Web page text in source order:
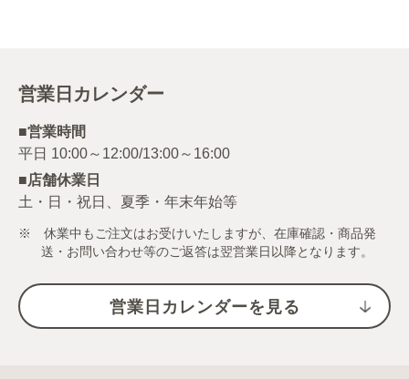
営業日カレンダー
■営業時間
■店舗休業日
土・日・祝日、夏季・年末年始等
※ 休業中もご注文はお受けいたしますが、在庫確認・商品発
送・お問い合わせ等のご返答は翌営業日以降となります。
営業日カレンダーを見る